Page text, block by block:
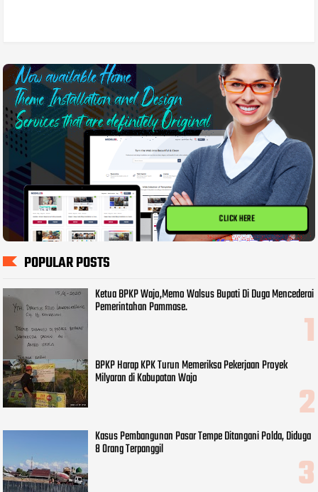
CLICK HERE
POPULAR POSTS
Ketua BPKP Wajo,Memo Walsus Bupati Di Duga Mencederai
Pemerintahan Pammase.
BPKP Harap KPK Turun Memeriksa Pekerjaan Proyek
Milyaran di Kabupatan Wajo
Kasus Pembangunan Pasar Tempe Ditangani Polda, Diduga
8 Orang Terpanggil